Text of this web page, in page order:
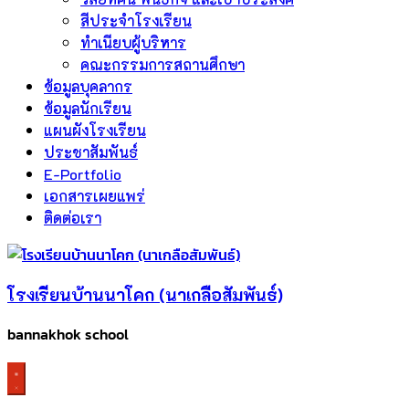
สีประจำโรงเรียน
ทำเนียบผู้บริหาร
คณะกรรมการสถานศึกษา
ข้อมูลบุคลากร
ข้อมูลนักเรียน
แผนผังโรงเรียน
ประชาสัมพันธ์
E-Portfolio
เอกสารเผยแพร่
ติดต่อเรา
โรงเรียนบ้านนาโคก (นาเกลือสัมพันธ์)
bannakhok school